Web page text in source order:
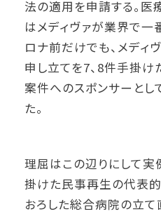
法の適用を申請する。
はメディヴァが業界で一
ロナ前だけでも、メディ
申し立てを7、8件手掛け
案件へのスポンサーとし
た。
理屈はこの辺りにして実
掛けた民事再生の代表
おろした総合病院の立て